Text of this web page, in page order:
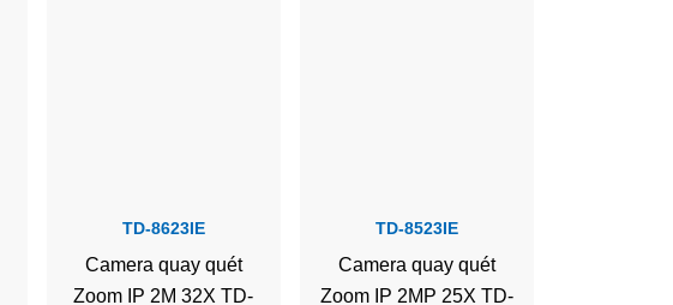
TD-8623IE
Camera quay quét
Zoom IP 2M 32X TD-
TD-8523IE
Camera quay quét
Zoom IP 2MP 25X TD-